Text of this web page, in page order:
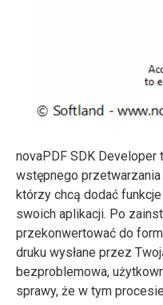
novaPDF SDK
wstępnego
którzy chcą dodać
swoich aplikacji. Po
przekonwertować do
druku wysłane przez
bezproblemowa,
sprawy, że w tym